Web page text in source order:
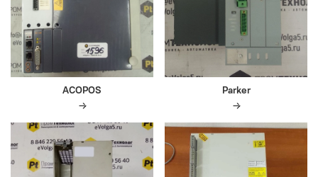
ACOPOS Parker